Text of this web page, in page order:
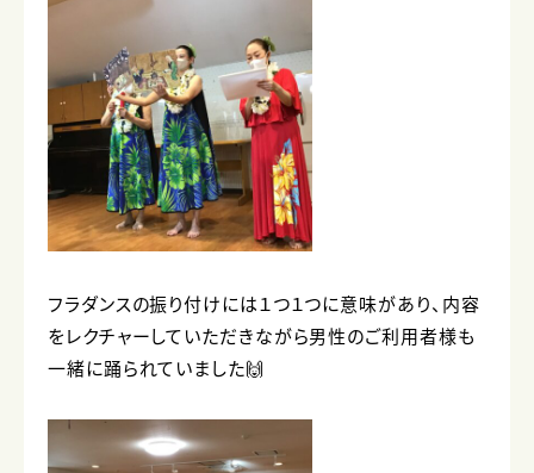
フラダンスの振り付けには１つ１つに意味があり、内容
をレクチャーしていただきながら男性のご利用者様も
一緒に踊られていました🙌